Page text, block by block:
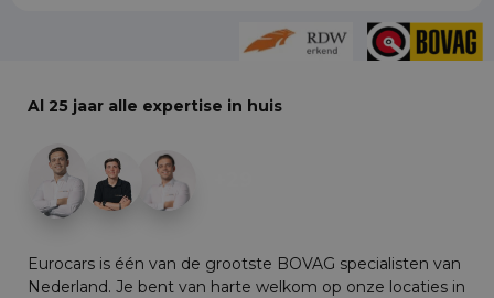
Al 25 jaar alle expertise in huis
Eurocars is één van de grootste BOVAG specialisten van
Nederland. Je bent van harte welkom op onze locaties in